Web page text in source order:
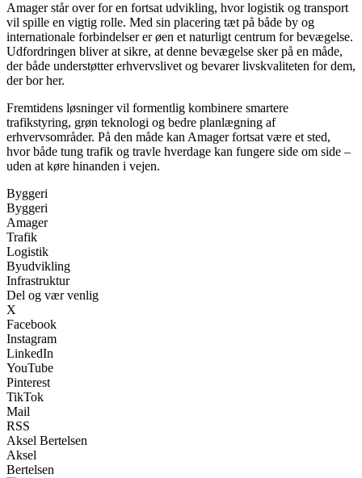
Amager står over for en fortsat udvikling, hvor logistik og transport
vil spille en vigtig rolle. Med sin placering tæt på både by og
internationale forbindelser er øen et naturligt centrum for bevægelse.
Udfordringen bliver at sikre, at denne bevægelse sker på en måde,
der både understøtter erhvervslivet og bevarer livskvaliteten for dem,
der bor her.
Fremtidens løsninger vil formentlig kombinere smartere
trafikstyring, grøn teknologi og bedre planlægning af
erhvervsområder. På den måde kan Amager fortsat være et sted,
hvor både tung trafik og travle hverdage kan fungere side om side –
uden at køre hinanden i vejen.
Byggeri
Byggeri
Amager
Trafik
Logistik
Byudvikling
Infrastruktur
Del og vær venlig
X
Facebook
Instagram
LinkedIn
YouTube
Pinterest
TikTok
Mail
RSS
Aksel Bertelsen
Aksel
Bertelsen